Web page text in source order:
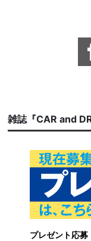
雑誌『CAR and
プレゼント応募